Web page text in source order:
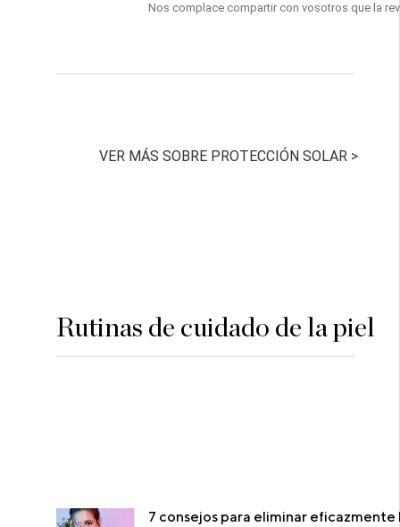
Nos complace compartir con vosotros que la
VER MÁS SOBRE PROTECCIÓN SOLAR >
Rutinas de cuidado de la piel
7 consejos para eliminar